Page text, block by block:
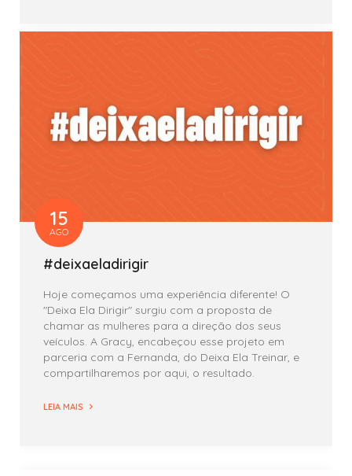
15
AGO
#deixaeladirigir
Hoje começamos uma experiência diferente! O
"Deixa Ela Dirigir" surgiu com a proposta de
chamar as mulheres para a direção dos seus
veículos. A Gracy, encabeçou esse projeto em
parceria com a Fernanda, do Deixa Ela Treinar, e
compartilharemos por aqui, o resultado.
LEIA MAIS